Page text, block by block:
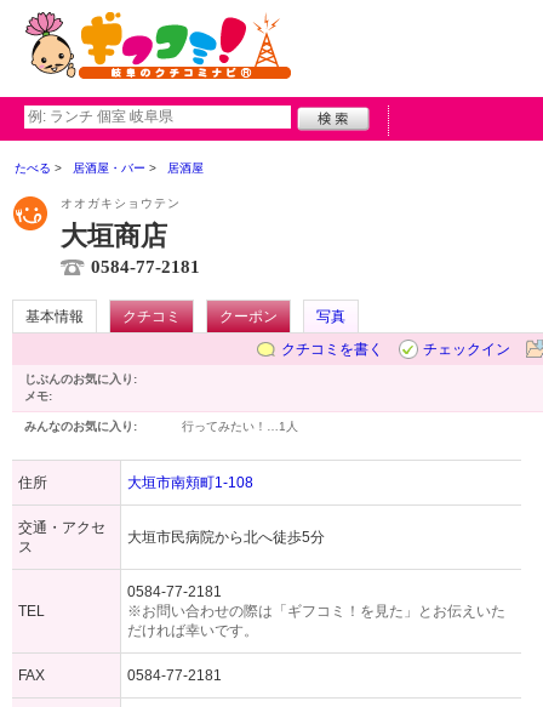
たべる 居酒屋・バー 居酒屋
オオガキショウテン
大垣商店
0584-77-2181
基本情報 クチコミ クーポン
写真
クチコミを書く
チェックイン
じぶんのお気に入り:
メモ:
みんなのお気に入り: 行ってみたい！… 1人
住所 大垣市南頬町1-108
交通・アクセ
ス
大垣市民病院から北へ徒歩5分
TEL
0584-77-2181
※お問い合わせの際は「ギフコミ！を見た」とお伝えいた
だければ幸いです。
FAX 0584-77-2181